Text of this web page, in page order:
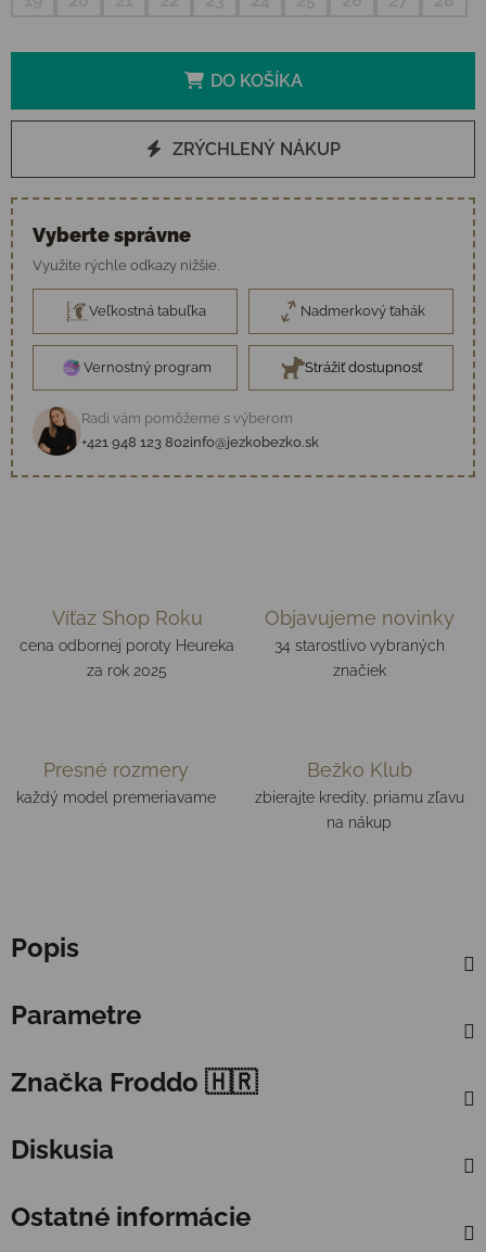
DO KOŠÍKA
ZRÝCHLENÝ NÁKUP
Vyberte správne
Využite rýchle odkazy nižšie.
Veľkostná tabuľka Nadmerkový ťahák
Vernostný program Strážiť dostupnosť
Radi vám pomôžeme s výberom
+421 948 123 802info@jezkobezko.sk
Víťaz Shop Roku
cena odbornej poroty Heureka
za rok 2025
Objavujeme novinky
34 starostlivo vybraných
značiek
Presné rozmery
každý model premeriavame
Bežko Klub
zbierajte kredity, priamu zľavu
na nákup
Popis
Parametre
Značka Froddo 🇭🇷
Diskusia
Ostatné informácie